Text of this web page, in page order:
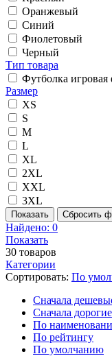
Оранжевый
Синий
Фиолетовый
Черный
Тип товара
Футболка игровая
Размер
XS
S
M
L
XL
2XL
XXL
3XL
Показать Сбросить
Найдено: 0
Показать
30 товаров
Категории
Сортировать: По
Cначала
Cначала дорогие
По
По рейтингу
По умолчанию